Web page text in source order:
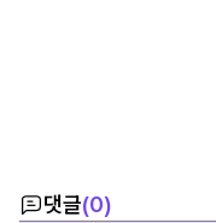
댓글(0)